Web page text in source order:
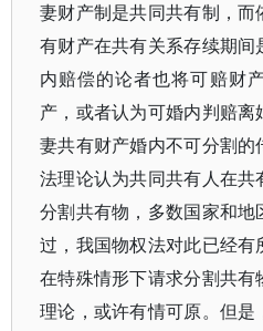
妻财产制是共同共有制，
有财产在共有关系存续期
内赔偿的论者也将可赔财
产，或者认为可婚内判赔
妻共有财产婚内不可分割
法理论认为共同共有人在
分割共有物，多数国家和
过，我国物权法对此已经有
在特殊情形下请求分割共
理论，或许有情可原。但